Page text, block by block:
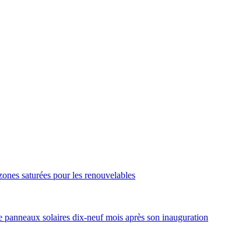
saturées pour les renouvelables
panneaux solaires dix-neuf mois après son inauguration